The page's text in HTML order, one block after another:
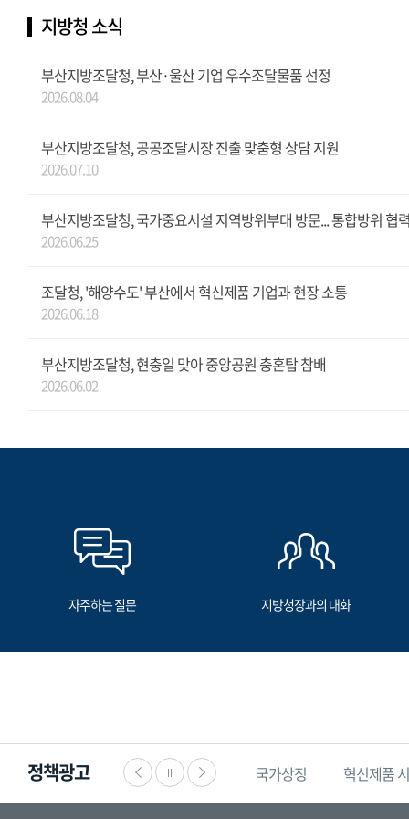
지방청 소식
부산지방조달청, 부산·울산 기업 우수조달물품 선정
2026.08.04
부산지방조달청, 공공조달시장 진출 맞춤형 상담 지원
2026.07.10
부산지방조달청, 국가중요시설 지역방위부대 방문... 통합방위 협
2026.06.25
조달청, '해양수도' 부산에서 혁신제품 기업과 현장 소통
2026.06.18
부산지방조달청, 현충일 맞아 중앙공원 충혼탑 참배
2026.06.02
자주하는 질문 지방청장과의 대화
정책광고
익신고 찾기쉬운 생활법령정보 국가상징 혁신제품